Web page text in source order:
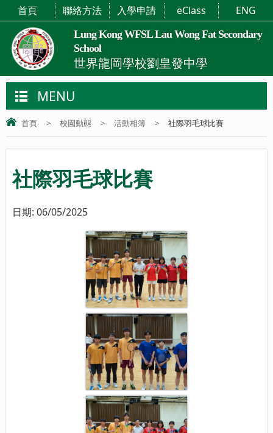
Lung Kong WFSL Lau Wong Fat Secondary
School
世界龍岡學校劉皇發中學
首頁 聯絡方法 入學申請 eClass ENG
MENU
首頁 > 校園動態 > 活動相簿 > 社際羽毛球比賽
社際羽毛球比賽
日期: 06/05/2025